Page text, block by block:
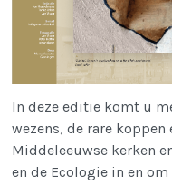
In deze editie komt u
wezens, de rare
Middeleeuwse kerken
en de Ecologie in en